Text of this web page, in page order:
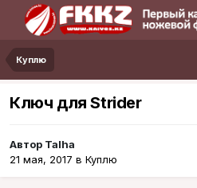
Куплю
Ключ для Strider
Автор Talha
21 мая, 2017 в Куплю